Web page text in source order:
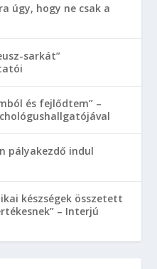
úgy, hogy ne csak a
sarkát”
és fejlődtem” –
pályakezdő indul
készségek összetett
– Interjú